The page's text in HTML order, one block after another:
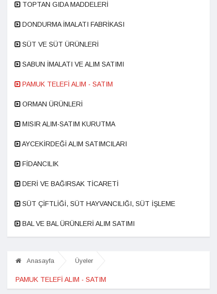
TOPTAN GIDA MADDELERİ
DONDURMA İMALATI FABRİKASI
SÜT VE SÜT ÜRÜNLERİ
SABUN İMALATI VE ALIM SATIMI
PAMUK TELEFİ ALIM - SATIM
ORMAN ÜRÜNLERİ
MISIR ALIM-SATIM KURUTMA
AYCEKİRDEĞİ ALIM SATIMCILARI
FİDANCILIK
DERİ VE BAĞIRSAK TİCARETİ
SÜT ÇİFTLİĞİ, SÜT HAYVANCILIĞI, SÜT İŞLEME
BAL VE BAL ÜRÜNLERİ ALIM SATIMI
Anasayfa Üyeler
PAMUK TELEFİ ALIM - SATIM